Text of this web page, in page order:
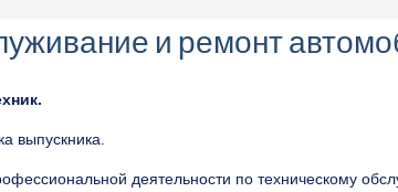
и ремонт
выпускника.
деятельности по техническому